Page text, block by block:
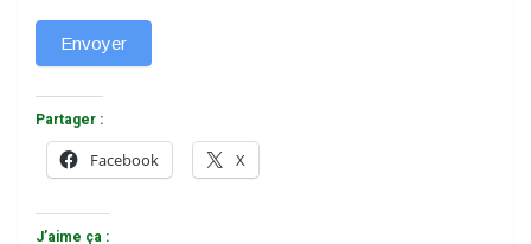
Envoyer
Partager :
Facebook
X
J’aime ça :